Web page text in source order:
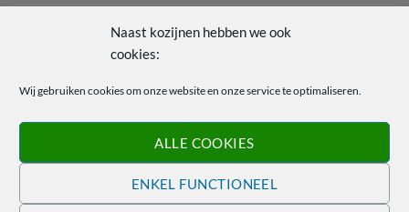
Naast kozijnen hebben we ook
cookies:
Wij gebruiken cookies om onze website en onze service te optimaliseren.
ALLE COOKIES
ENKEL FUNCTIONEEL
jouw
Nieuwe
en
Een
Gids
Ramen
energiezuinig en stijlvol huis
Reacties uitgeschakeld
bij
wereld
van
sleutel
Over kozijnen.top